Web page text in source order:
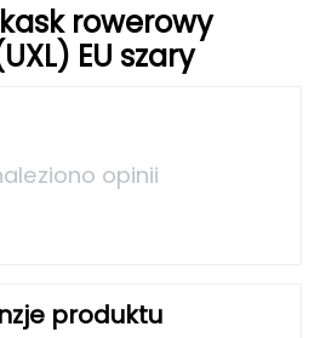
rowerowy
EU szary
opinii
produktu